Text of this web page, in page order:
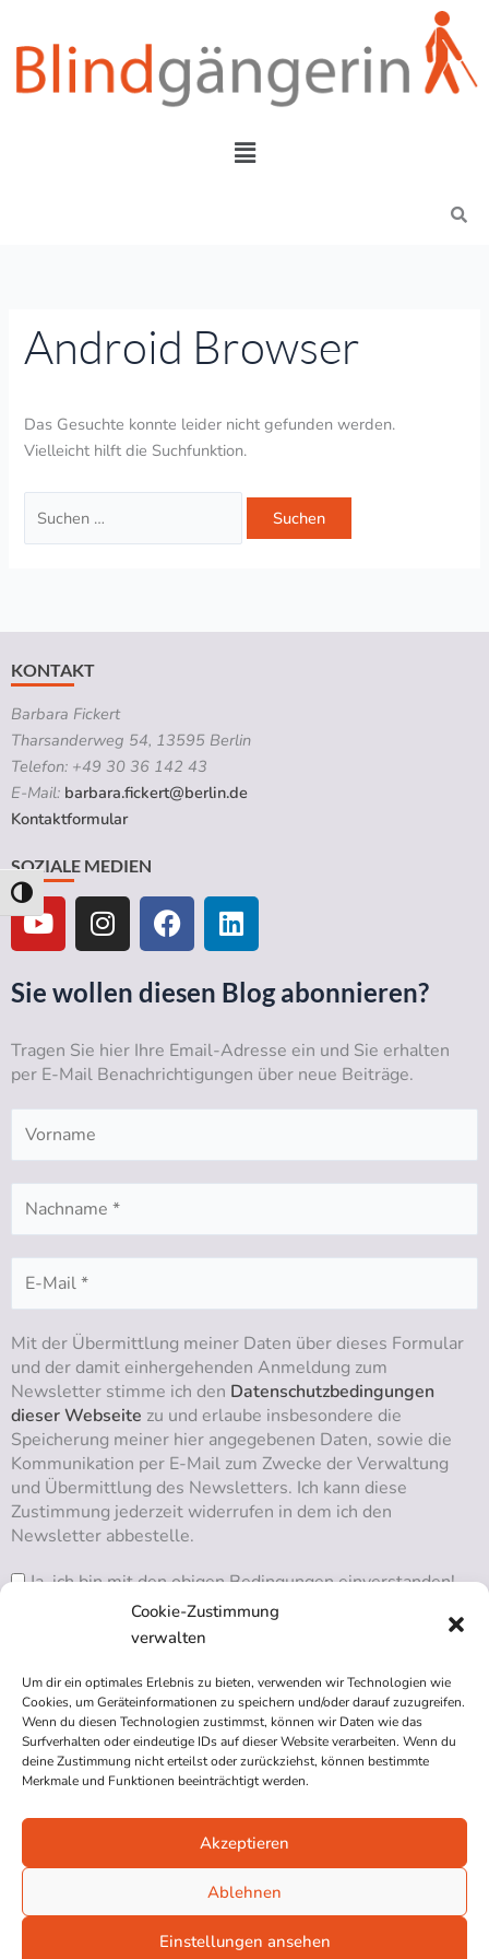
Cookie-Zustimmung
verwalten
Um dir ein optimales Erlebnis zu bieten, verwenden wir Technologien wie
Cookies, um Geräteinformationen zu speichern und/oder darauf zuzugreifen.
Wenn du diesen Technologien zustimmst, können wir Daten wie das
Surfverhalten oder eindeutige IDs auf dieser Website verarbeiten. Wenn du
deine Zustimmung nicht erteilst oder zurückziehst, können bestimmte
Merkmale und Funktionen beeinträchtigt werden.
Akzeptieren
Ablehnen
Einstellungen ansehen
Umschalten auf hohe Kontraste
springen
Menü
Search
Android Browser
Das Gesuchte konnte leider nicht gefunden werden.
Vielleicht hilft die Suchfunktion.
nach:
KONTAKT
Barbara Fickert
Tharsanderweg 54, 13595 Berlin
Telefon: +49 30 36 142 43
E-Mail: barbara.fickert@berlin.de
Kontaktformular
SOZIALE MEDIEN
Y
o
u
t
u
e
I
n
s
t
a
r
a
m
F
a
c
e
b
o
o
k
L
i
n
k
e
d
i
n
Sie wollen diesen Blog abonnieren?
Tragen Sie hier Ihre Email-Adresse ein und Sie erhalten
per E-Mail Benachrichtigungen über neue Beiträge.
Mit der Übermittlung meiner Daten über dieses Formular
und der damit einhergehenden Anmeldung zum
Newsletter stimme ich den Datenschutzbedingungen
dieser Webseite zu und erlaube insbesondere die
Speicherung meiner hier angegebenen Daten, sowie die
Kommunikation per E-Mail zum Zwecke der Verwaltung
und Übermittlung des Newsletters. Ich kann diese
Zustimmung jederzeit widerrufen in dem ich den
Newsletter abbestelle.
Ja, ich bin mit den obigen Bedingungen einverstanden!
RSS ABONNIEREN
Cookie-Richtlinie (EU)